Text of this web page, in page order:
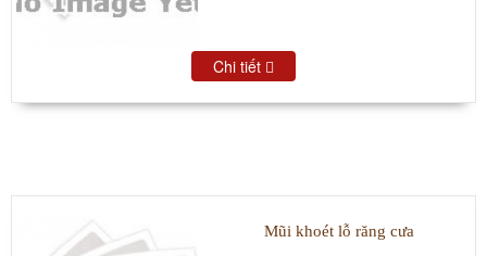
Chi tiết
Mũi khoét lỗ răng cưa